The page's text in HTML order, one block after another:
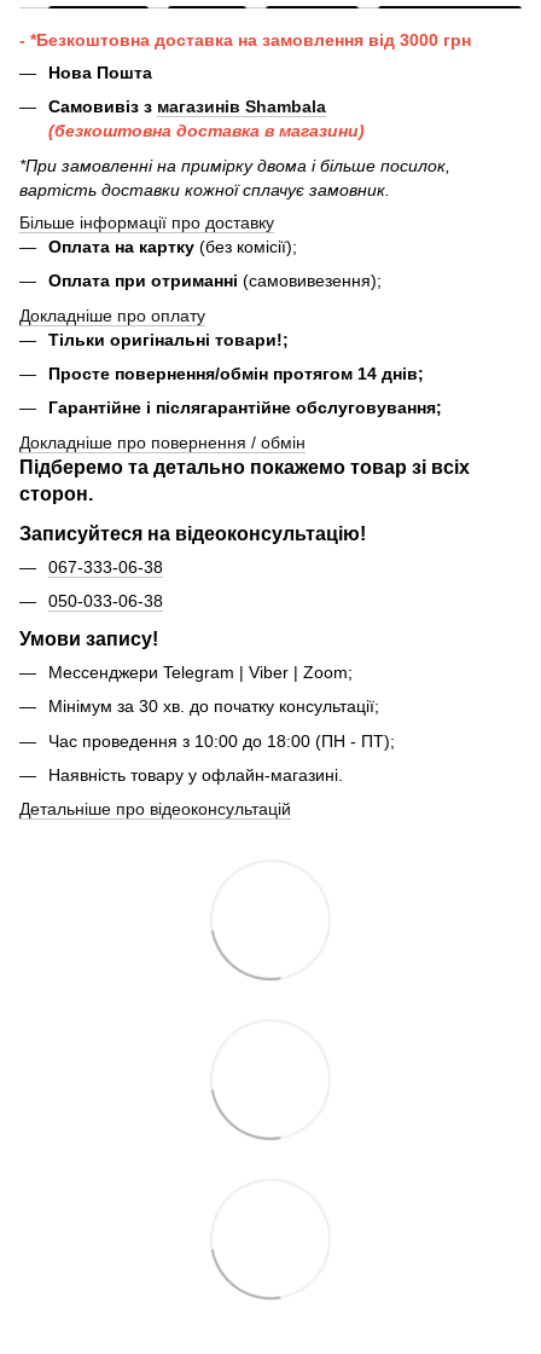
- *Безкоштовна доставка на замовлення від 3000 грн
Нова Пошта
Самовивіз з магазинів Shambala
(безкоштовна доставка в магазини)
*При замовленні на примірку двома і більше посилок,
вартість доставки кожної сплачує замовник.
Більше інформації про доставку
Оплата на картку (без комісії);
Оплата при отриманні (самовивезення);
Докладніше про оплату
Тільки оригінальні товари!;
Просте повернення/обмін протягом 14 днів;
Гарантійне і післягарантійне обслуговування;
Докладніше про повернення / обмін
Підберемо та детально покажемо товар зі всіх
сторон.
Записуйтеся на відеоконсультацію!
067-333-06-38
050-033-06-38
Умови запису!
Мессенджери Telegram | Viber | Zoom;
Мінімум за 30 хв. до початку консультації;
Час проведення з 10:00 до 18:00 (ПН - ПТ);
Наявність товару у офлайн-магазині.
Детальніше про відеоконсультацій